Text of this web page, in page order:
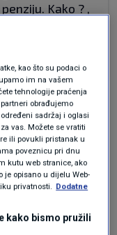
Kako ? ,
kao što su podaci o
im na vašem
tehnologije praćenja
obrađujemo
sadržaj i oglasi
vas. Možete se vratiti
ili povukli pristanak u
poveznicu pri dnu
kutu web stranice, ako
je opisano u dijelu Web-
privatnosti. Dodatne
kako bismo pružili